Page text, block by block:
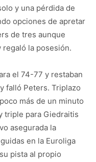
y una pérdida de
opciones de apretar
de tres aunque
regaló la posesión.
el 74-77 y restaban
falló Peters. Triplazo
más de un minuto
triple para Giedraitis
asegurada la
en la Euroliga
pista al propio